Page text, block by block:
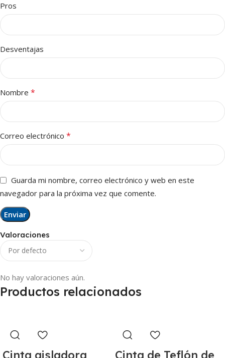
Valoraciones
No hay valoraciones aún.
Pros
Desventajas
Nombre *
Correo electrónico *
Guarda mi nombre, correo electrónico y web en este
navegador para la próxima vez que comente.
Productos relacionados